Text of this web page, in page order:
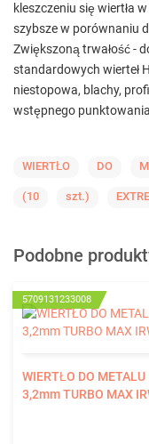
kleszczeniu się wiertła
szybsze w porównaniu
Zwiększoną trwałość -
standardowych wierteł
niestopowa, blachy,
wstępnego
WIERTŁO DO
(10 szt.)
Podobne
5709131233008
WIERTŁO DO METALU
3,2mm TURBO MAX